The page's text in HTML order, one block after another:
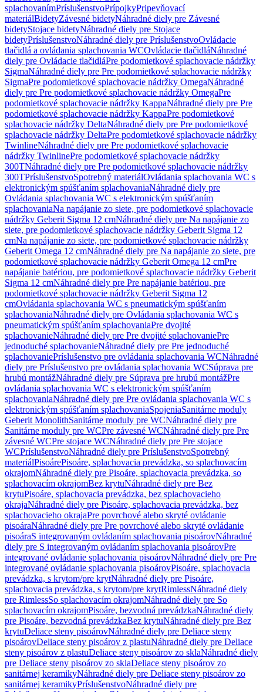
splachovanímPríslušenstvoPrípojkyPripevňovací
materiálBidetyZávesné bidetyNáhradné diely pre Závesné
bidetyStojace bidetyNáhradné diely pre Stojace
bidetyPríslušenstvoNáhradné diely pre PríslušenstvoOvládacie
tlačidlá a ovládania splachovania WCOvládacie tlačidláNáhradné
diely pre Ovládacie tlačidláPre podomietkové splachovacie nádržky
SigmaNáhradné diely pre Pre podomietkové splachovacie nádržky
SigmaPre podomietkové splachovacie nádržky OmegaNáhradné
diely pre Pre podomietkové splachovacie nádržky OmegaPre
podomietkové splachovacie nádržky KappaNáhradné diely pre Pre
podomietkové splachovacie nádržky KappaPre podomietkové
splachovacie nádržky DeltaNáhradné diely pre Pre podomietkové
splachovacie nádržky DeltaPre podomietkové splachovacie nádržky
TwinlineNáhradné diely pre Pre podomietkové splachovacie
nádržky TwinlinePre podomietkové splachovacie nádržky
300TNáhradné diely pre Pre podomietkové splachovacie nádržky
300TPríslušenstvoSpotrebný materiálOvládania splachovania WC s
elektronickým spúšťaním splachovaniaNáhradné diely pre
Ovládania splachovania WC s elektronickým spúšťaním
splachovaniaNa napájanie zo siete, pre podomietkové splachovacie
nádržky Geberit Sigma 12 cmNáhradné diely pre Na napájanie zo
siete, pre podomietkové splachovacie nádržky Geberit Sigma 12
cmNa napájanie zo siete, pre podomietkové splachovacie nádržky
Geberit Omega 12 cmNáhradné diely pre Na napájanie zo siete, pre
podomietkové splachovacie nádržky Geberit Omega 12 cmPre
napájanie batériou, pre podomietkové splachovacie nádržky Geberit
Sigma 12 cmNáhradné diely pre Pre napájanie batériou, pre
podomietkové splachovacie nádržky Geberit Sigma 12
cmOvládania splachovania WC s pneumatickým spúšťaním
splachovaniaNáhradné diely pre Ovládania splachovania WC s
pneumatickým spúšťaním splachovaniaPre dvojité
splachovanieNáhradné diely pre Pre dvojité splachovaniePre
jednoduché splachovanieNáhradné diely pre Pre jednoduché
splachovaniePríslušenstvo pre ovládania splachovania WCNáhradné
diely pre Príslušenstvo pre ovládania splachovania WCSúprava pre
hrubú montážNáhradné diely pre Súprava pre hrubú montážPre
ovládania splachovania WC s elektronickým spúšťaním
splachovaniaNáhradné diely pre Pre ovládania splachovania WC s
elektronickým spúšťaním splachovaniaSpojeniaSanitárne moduly
Geberit MonolithSanitárne moduly pre WCNáhradné diely pre
Sanitárne moduly pre WCPre závesné WCNáhradné diely pre Pre
závesné WCPre stojace WCNáhradné diely pre Pre stojace
WCPríslušenstvoNáhradné diely pre PríslušenstvoSpotrebný
materiálPisoárePisoáre, splachovacia prevádzka, so splachovacím
okrajomNáhradné diely pre Pisoáre, splachovacia prevádzka, so
splachovacím okrajomBez krytuNáhradné diely pre Bez
krytuPisoáre, splachovacia prevádzka, bez splachovacieho
okrajaNáhradné diely pre Pisoáre, splachovacia prevádzka, bez
splachovacieho okrajaPre povrchové alebo skryté ovládanie
pisoáraNáhradné diely pre Pre povrchové alebo skryté ovládanie
pisoáraS integrovaným ovládaním splachovania pisoárovNáhradné
diely pre S integrovaným ovládaním splachovania pisoárovPre
integrované ovládanie splachovania pisoárovNáhradné diely pre Pre
integrované ovládanie splachovania pisoárovPisoáre, splachovacia
prevádzka, s krytom/pre krytNáhradné diely pre Pisoáre,
splachovacia prevádzka, s krytom/pre krytRimlessNáhradné diely
pre RimlessSo splachovacím okrajomNáhradné diely pre So
splachovacím okrajomPisoáre, bezvodná prevádzkaNáhradné diely
pre Pisoáre, bezvodná prevádzkaBez krytuNáhradné diely pre Bez
krytuDeliace steny pisoárovNáhradné diely pre Deliace steny
pisoárovDeliace steny pisoárov z plastuNáhradné diely pre Deliace
steny pisoárov z plastuDeliace steny pisoárov zo sklaNáhradné diely
pre Deliace steny pisoárov zo sklaDeliace steny pisoárov zo
sanitárnej keramikyNáhradné diely pre Deliace steny pisoárov zo
sanitárnej keramikyPríslušenstvoNáhradné diely pre